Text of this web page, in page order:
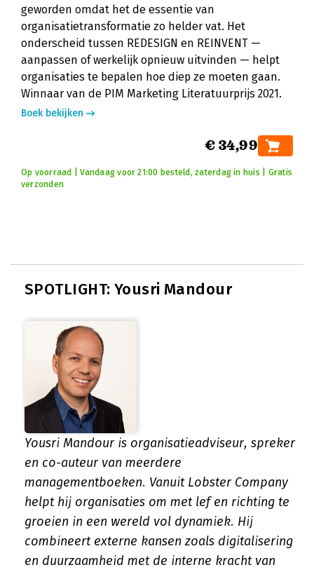
geworden omdat het de essentie van
organisatietransformatie zo helder vat. Het
onderscheid tussen REDESIGN en REINVENT —
aanpassen of werkelijk opnieuw uitvinden — helpt
organisaties te bepalen hoe diep ze moeten gaan.
Winnaar van de PIM Marketing Literatuurprijs 2021.
Boek bekijken
€ 34,99
Op voorraad | Vandaag voor 21:00 besteld, zaterdag in huis | Gratis
verzonden
SPOTLIGHT: Yousri Mandour
Yousri Mandour is organisatieadviseur, spreker
en co-auteur van meerdere
managementboeken. Vanuit Lobster Company
helpt hij organisaties om met lef en richting te
groeien in een wereld vol dynamiek. Hij
combineert externe kansen zoals digitalisering
en duurzaamheid met de interne kracht van